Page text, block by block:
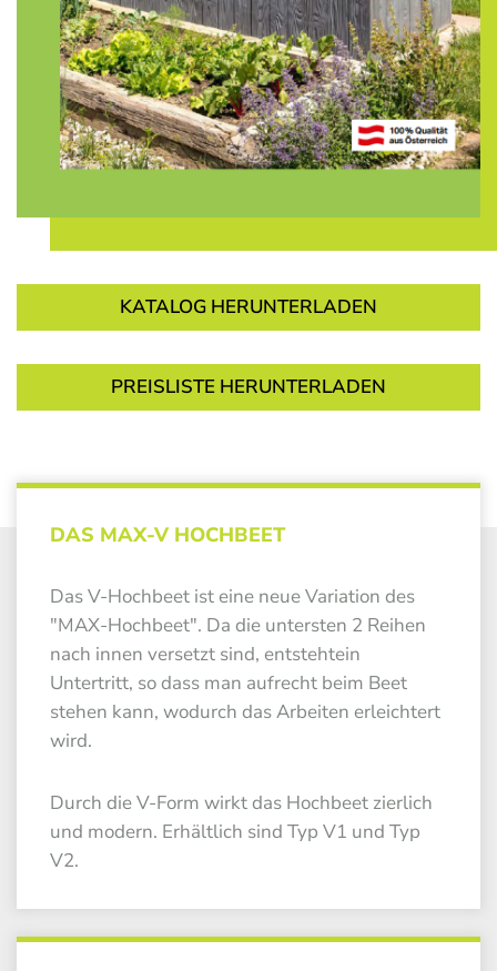
KATALOG HERUNTERLADEN
PREISLISTE HERUNTERLADEN
DAS MAX-V HOCHBEET
Das V-Hochbeet ist eine neue Variation des
"MAX-Hochbeet". Da die untersten 2 Reihen
nach innen versetzt sind, entstehtein
Untertritt, so dass man aufrecht beim Beet
stehen kann, wodurch das Arbeiten erleichtert
wird.
Durch die V-Form wirkt das Hochbeet zierlich
und modern. Erhältlich sind Typ V1 und Typ
V2.